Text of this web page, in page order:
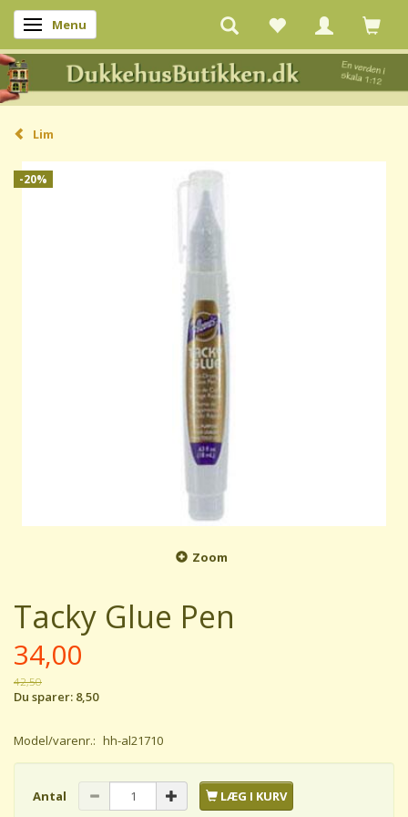
Skifte navigation
Menu
Lim
-20%
Zoom
Tacky Glue Pen
34,00
42,50
Du sparer: 8,50
Model/varenr.: hh-al21710
Antal LÆG I KURV